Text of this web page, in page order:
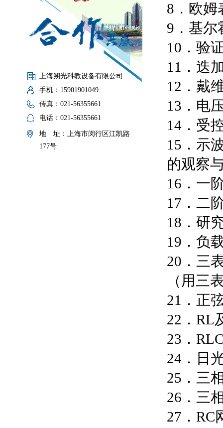
上海朔光科教设备有限公司
手机：15901901049
传真：021-56355661
电话：021-56355661
地 址：上海市闵行区江凯路
177号
8．欧姆
9．基尔
10．验
11．迭
12．戴
13．电
14．受
15．示
的观察
16．一
17．二
18．研
19．负
20．三
（用三
21．正
22．RL
23．
24．日
25．三
26．三
27．RC